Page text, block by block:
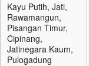
Kayu Putih, Jati,
Rawamangun,
Pisangan Timur,
Cipinang,
Jatinegara Kaum,
Pulogadung